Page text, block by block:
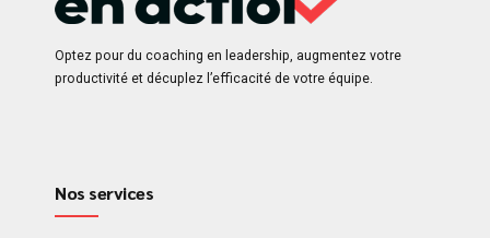
Optez pour du coaching en leadership, augmentez votre
productivité et décuplez l’efficacité de votre équipe.
Nos services